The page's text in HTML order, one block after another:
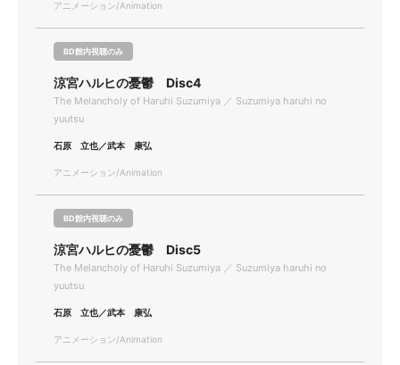
アニメーション/Animation
BD館内視聴のみ
涼宮ハルヒの憂鬱 Disc4
The Melancholy of Haruhi Suzumiya ／ Suzumiya haruhi no
yuutsu
石原 立也／武本 康弘
アニメーション/Animation
BD館内視聴のみ
涼宮ハルヒの憂鬱 Disc5
The Melancholy of Haruhi Suzumiya ／ Suzumiya haruhi no
yuutsu
石原 立也／武本 康弘
アニメーション/Animation